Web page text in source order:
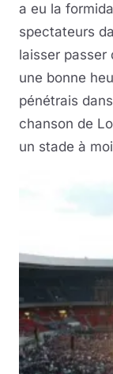
a eu la
spectateurs
laisser passer
une bonne
pénétrais
chanson de
un stade à